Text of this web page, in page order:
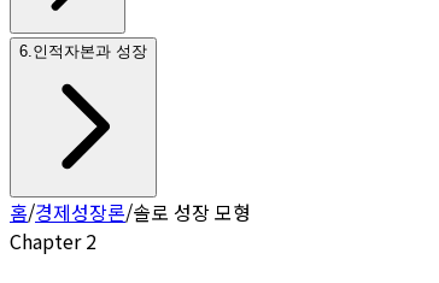
6 인적자본과 성장
홈/경제성장론/솔로 성장 모형
Chapter2